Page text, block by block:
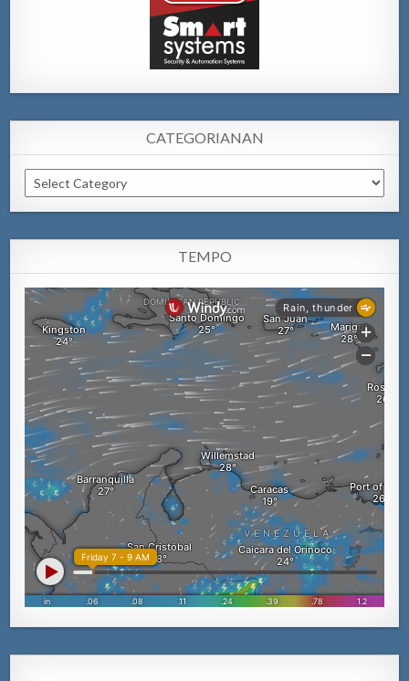
CATEGORIANAN
Categorianan
TEMPO